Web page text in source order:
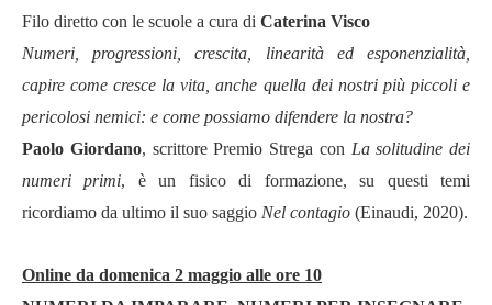
Filo diretto con le scuole a cura di Caterina Visco
Numeri, progressioni, crescita, linearità ed esponenzialità
capire come cresce la vita, anche quella dei nostri più piccoli e
pericolosi nemici: e come possiamo difendere la nostra?
Paolo Giordano, scrittore Premio Strega con La solitudine dei
numeri primi, è un fisico di formazione, su questi temi
ricordiamo da ultimo il suo saggio Nel contagio (Einaudi, 2020).
Online da domenica 2 maggio alle ore 10